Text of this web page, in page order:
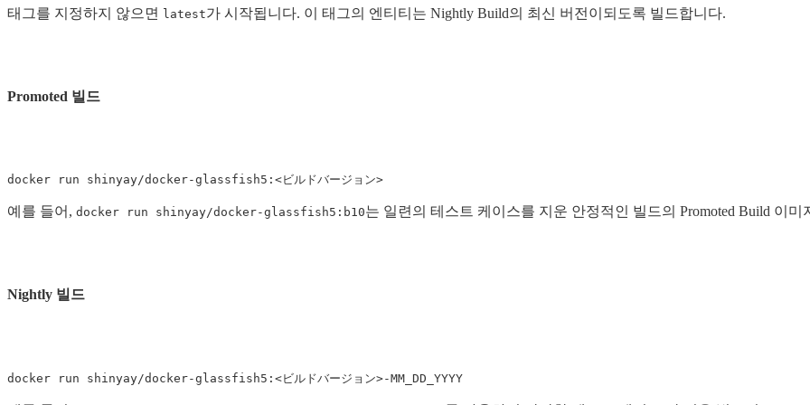
태그를 지정하지 않으면 latest가 시작됩니다. 이 태그의 엔티티는 Nightly Build의 최신 버전이되도록 빌드합니다.
Promoted 빌드
docker run shinyay/docker-glassfish5:<ビルドバージョン>
예를 들어, docker run shinyay/docker-glassfish5:b10는 일련의 테스트 케이스를 지운 안정적인 빌드의 Promoted Build 이미
Nightly 빌드
docker run shinyay/docker-glassfish5:<ビルドバージョン>-MM_DD_YYYY